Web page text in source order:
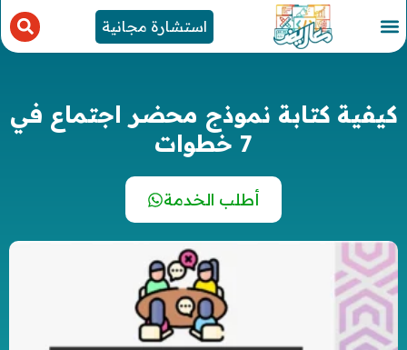
استشارة مجانية
كيفية كتابة نموذج محضر اجتماع في
7 خطوات
أطلب الخدمة